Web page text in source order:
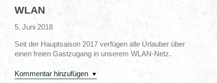
WLAN
5. Juni 2018
Seit der Hauptsaison 2017 verfügen alle Urlauber über
einen freien Gastzugang in unserem WLAN-Netz.
Kommentar hinzufügen